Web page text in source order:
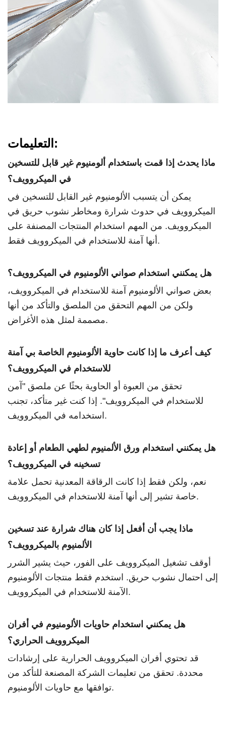
التعليمات:
ماذا يحدث إذا قمت باستخدام ألومنيوم غير قابل للتسخين
في الميكروويف؟
يمكن أن يتسبب الألومنيوم غير القابل للتسخين في
الميكروويف في حدوث شرارة ومخاطر نشوب حريق في
الميكروويف. من المهم استخدام المنتجات المصنفة على
أنها آمنة للاستخدام في الميكروويف فقط.
هل يمكنني استخدام صواني الألومنيوم في الميكروويف؟
بعض صواني الألومنيوم آمنة للاستخدام في الميكروويف،
ولكن من المهم التحقق من الملصق والتأكد من أنها
مصممة لمثل هذه الأغراض.
كيف أعرف ما إذا كانت حاوية الألومنيوم الخاصة بي آمنة
للاستخدام في الميكروويف؟
تحقق من العبوة أو الحاوية بحثًا عن ملصق "آمن
للاستخدام في الميكروويف". إذا كنت غير متأكد، تجنب
استخدامه في الميكروويف.
هل يمكنني استخدام ورق الألمنيوم لطهي الطعام أو إعادة
تسخينه في الميكروويف؟
نعم، ولكن فقط إذا كانت الرقاقة المعدنية تحمل علامة
خاصة تشير إلى أنها آمنة للاستخدام في الميكروويف.
ماذا يجب أن أفعل إذا كان هناك شرارة عند تسخين
الألمنيوم بالميكروويف؟
أوقف تشغيل الميكروويف على الفور، حيث يشير الشرر
إلى احتمال نشوب حريق. استخدم فقط منتجات الألومنيوم
الآمنة للاستخدام في الميكروويف.
هل يمكنني استخدام حاويات الألومنيوم في أفران
الميكروويف الحراري؟
قد تحتوي أفران الميكروويف الحرارية على إرشادات
محددة. تحقق من تعليمات الشركة المصنعة للتأكد من
توافقها مع حاويات الألومنيوم.